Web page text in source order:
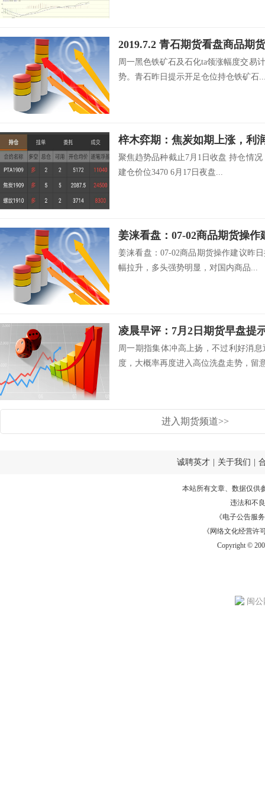
2019.7.2 青石期货看盘商品期
周一黑色铁矿石及石化ta领涨幅度交易
势。青石昨日提示开足仓位持仓铁矿石
聚焦趋势品种截止7月1日收盘 持仓情
建仓价位3470 6月17日夜盘...
姜涞看盘：07-02商品期货操作
姜涞看盘：07-02商品期货操作建议昨
幅拉升，多头强势明显，对国内商品...
凌晨早评：7月2日期货早盘提
周一期指集体冲高上扬，不过利好消
度，大概率再度进入高位洗盘走势，留
进入期货频道>>
诚聘英才 关于我们
本站所有文章、数据仅供
违法和不
《电子公告服务
《网络文化经营许
Copyright ©
闽公